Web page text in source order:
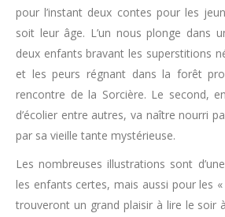
pour l’instant deux contes pour les
soit leur âge. L’un nous plonge dans
deux enfants bravant les superstitions
et les peurs régnant dans la forêt
rencontre de la Sorcière. Le second,
d’écolier entre autres, va naître nourri
par sa vieille tante mystérieuse.
Les nombreuses illustrations sont
les enfants certes, mais aussi pour les
trouveront un grand plaisir à lire le soir